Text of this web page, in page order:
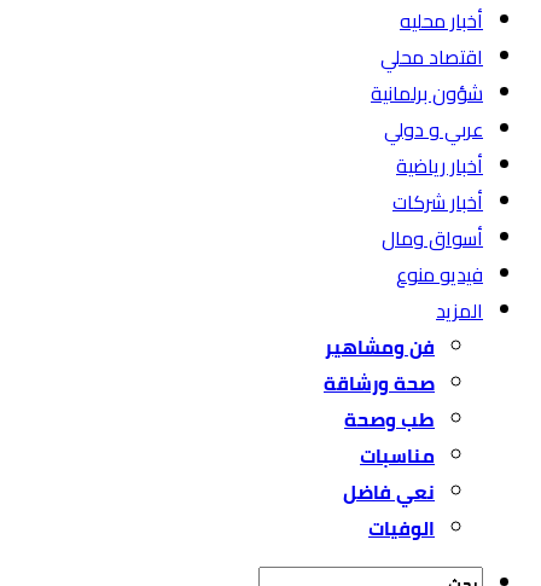
أخبار محليه
اقتصاد محلي
شؤون برلمانية
عربي و دولي
أخبار رياضية
أخبار شركات
أسواق ومال
فيديو منوع
المزيد
فن ومشاهير
صحة ورشاقة
طب وصحة
مناسبات
نعي فاضل
الوفيات